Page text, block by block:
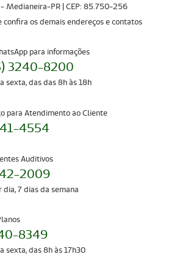
Medianeira-PR | CEP: 85.750-256
confira os demais endereços e contatos
para informações
3240-8200
sexta, das das 8h às 18h
para Atendimento ao Cliente
4554
Auditivos
2009
dia, 7 dias da semana
8349
sexta, das 8h às 17h30